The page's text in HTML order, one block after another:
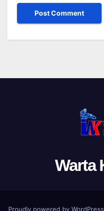
Warta
Proudly powered by WordPress